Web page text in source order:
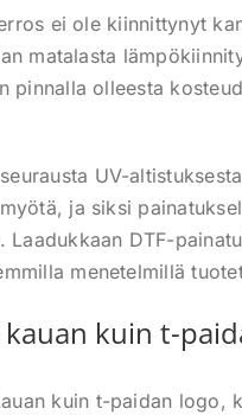
ei ole kiinnittynyt
matalasta
pinnalla olleesta
UV-
ja siksi
DTF-
menetelmillä
kuin t-
kuin t-paidan logo,